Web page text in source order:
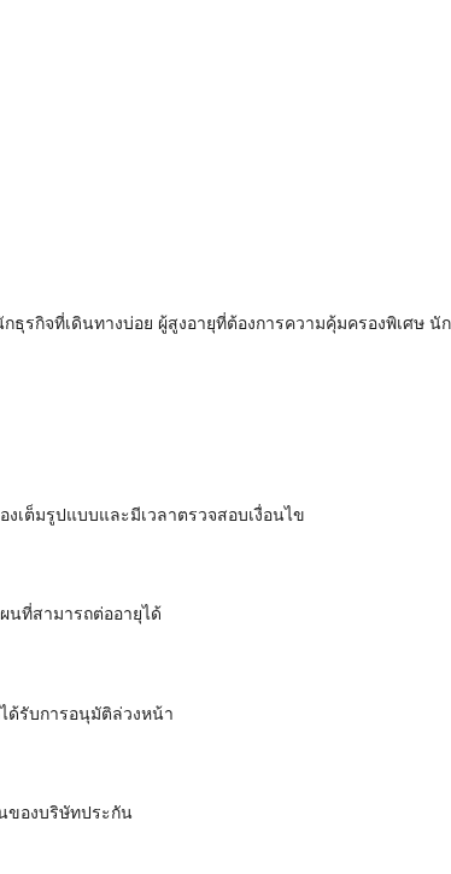
รกิจที่เดินทางบ่อย ผู้สูงอายุที่ต้องการความคุ้มครองพิเศษ นั
เต็มรูปแบบและมีเวลาตรวจสอบเงื่อนไข
นที่สามารถต่ออายุได้
ด้รับการอนุมัติล่วงหน้า
ของบริษัทประกัน